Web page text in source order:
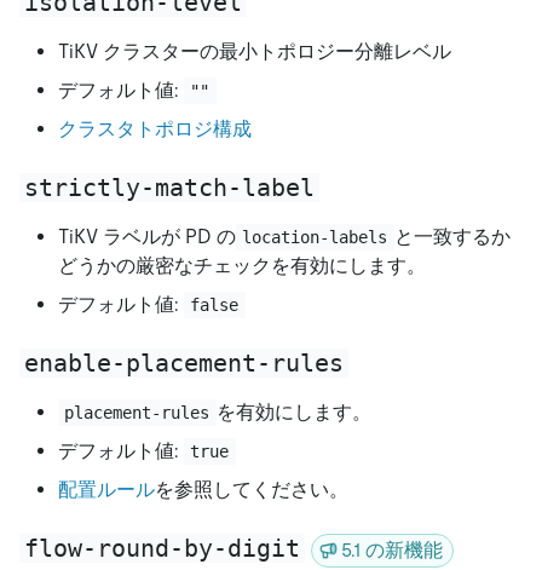
TiKV クラスターの最小トポロジー分離レベル
デフォルト値:
""
クラスタトポロジ構成
strictly-match-label
TiKV ラベルが PD の location-labels と一致するか
どうかの厳密なチェックを有効にします。
デフォルト値:
false
enable-placement-rules
placement-rules を有効にします。
デフォルト値:
true
配置ルールを参照してください。
flow-round-by-digit 5.1 の新機能